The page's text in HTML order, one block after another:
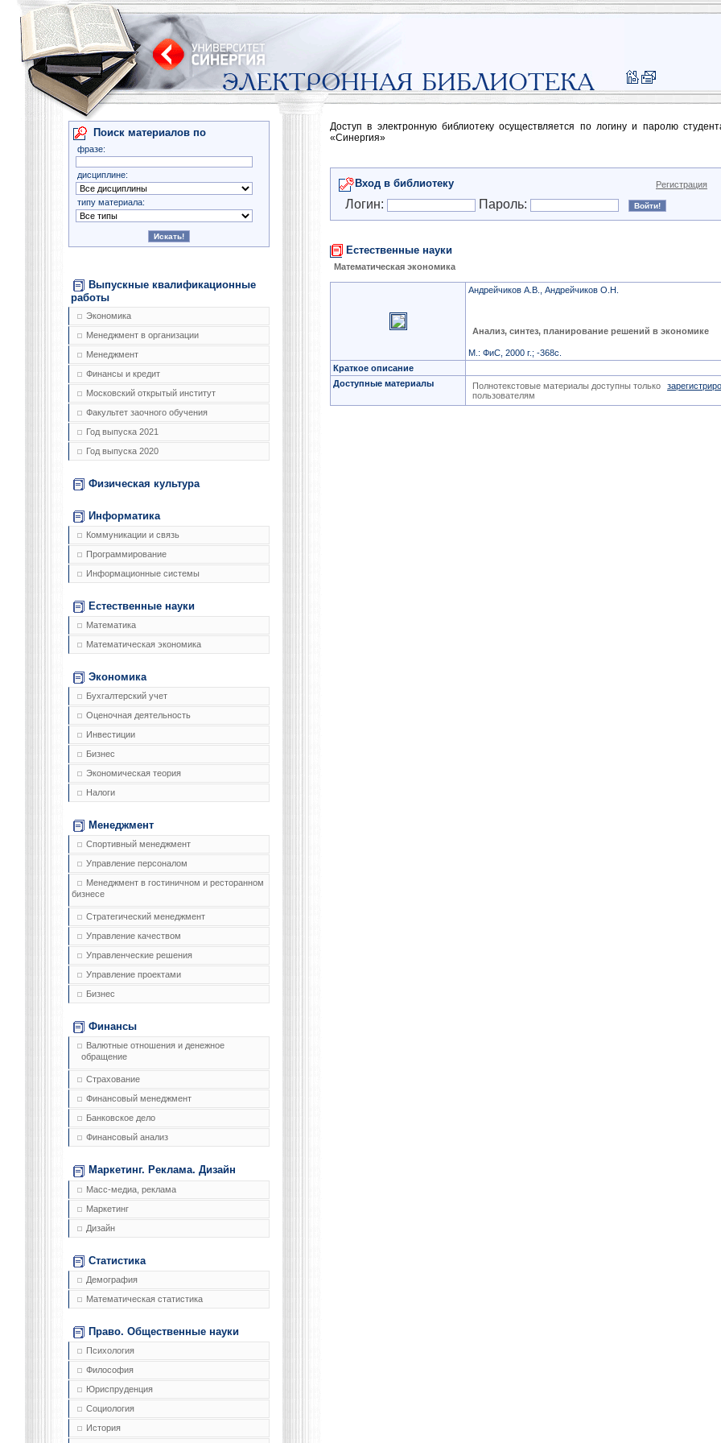
Поиск материалов по
фразе:
дисциплине:
типу материала:
Выпускные квалификационные
работы
Экономика
Менеджмент в организации
Менеджмент
Финансы и кредит
Московский открытый институт
Факультет заочного обучения
Год выпуска 2021
Год выпуска 2020
Физическая культура
Информатика
Коммуникации и связь
Программирование
Информационные системы
Естественные науки
Математика
Математическая экономика
Экономика
Бухгалтерский учет
Оценочная деятельность
Инвестиции
Бизнес
Экономическая теория
Налоги
Менеджмент
Спортивный менеджмент
Управление персоналом
Менеджмент в гостиничном и ресторанном
бизнесе
Стратегический менеджмент
Управление качеством
Управленческие решения
Управление проектами
Бизнес
Финансы
Валютные отношения и денежное
обращение
Страхование
Финансовый менеджмент
Банковское дело
Финансовый анализ
Маркетинг. Реклама. Дизайн
Масс-медиа, реклама
Маркетинг
Дизайн
Статистика
Демография
Математическая статистика
Право. Общественные науки
Психология
Философия
Юриспруденция
Социология
История
Доступ в электронную библиотеку осуществляется по логину и паролю
«Синергия»
Вход в библиотеку Регистрация
Логин: Пароль:
Естественные науки
Математическая экономика
Андрейчиков А.В., Андрейчиков О.Н.
Анализ, синтез, планирование решений в экономике
М.: ФиС, 2000 г.; -368с.
Краткое описание
Доступные материалы
Полнотекстовые материалы доступны только
пользователям